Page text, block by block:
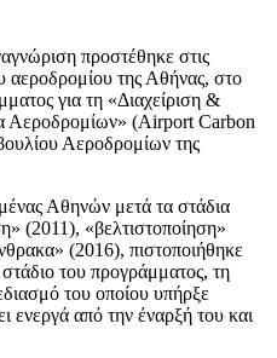
προστέθηκε στις
αεροδρομίου της Αθήνας, στο
για τη «Διαχείριση &
(Airport Carbon
Αεροδρομίων της
Αθηνών μετά τα στάδια
(2011), «βελτιστοποίηση»
(2016), πιστοποιήθηκε
στάδιο του προγράμματος, τη
του οποίου υπήρξε
ενεργά από την έναρξή του και